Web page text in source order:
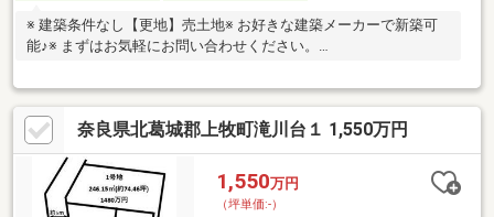
※ 建築条件なし【更地】売土地※ お好きな建築メーカーで新築可
能♪※ まずはお気軽にお問い合わせください。
月々の返済額３９２４１円～ ≪家賃より安く購入可能≫※変動
優遇金利0.67％、35年返済、自己資金0円、借入1480万円の場合■
頭金０円でも購入可 ■ボーナス返済なし当社提携銀行にて住宅
ローン金利が大幅優遇受けられます■掲載されていない物件も多
数ございます。お家探しは住宅情報量豊富なセンチュリー２１関
西不動産販売にお任せ下さい！まずは「0745-44-8681」まで、お
気軽にお電話下さい。
奈良県北葛城郡上牧町滝川台１ 1,550万円
1,550万円
（坪単価:-）